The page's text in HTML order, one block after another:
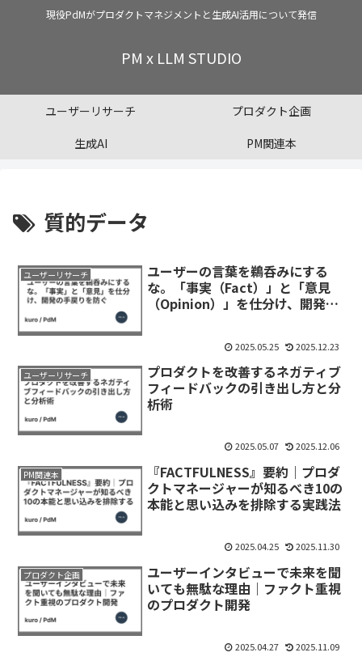
現役PdMがプロダクトマネジメントと生成AI活用について発信
PM x LLM STUDIO
ユーザーリサーチ
プロダクト企画
生成AI
PM関連本
質的データ
ユーザーリサーチ
ユーザーの言葉を鵜呑みにする
な。「事実（Fact）」と「意見
（Opinion）」を仕分け、開発の
2025.05.25 2025.12.23
ユーザーリサーチ
プロダクトを改善するネガティブ
フィードバックの引き出し方と分
析術
2025.05.07 2025.12.06
PM関連本
『FACTFULNESS』要約｜プロダ
クトマネージャーが知るべき10の
本能と思い込みを排除する実践法
2025.04.25 2025.11.30
プロダクト企画
ユーザーインタビューで未来を聞
いても無駄な理由｜ファクト重視
のプロダクト開発
2025.04.27 2025.11.09